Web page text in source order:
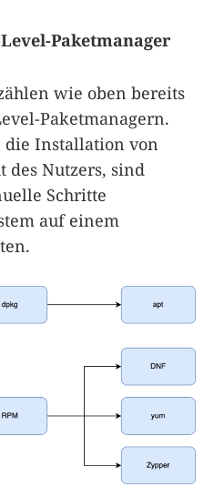
Paketmanager
wie oben bereits
Paketmanagern.
Installation von
des Nutzers, sind
Schritte
auf einem